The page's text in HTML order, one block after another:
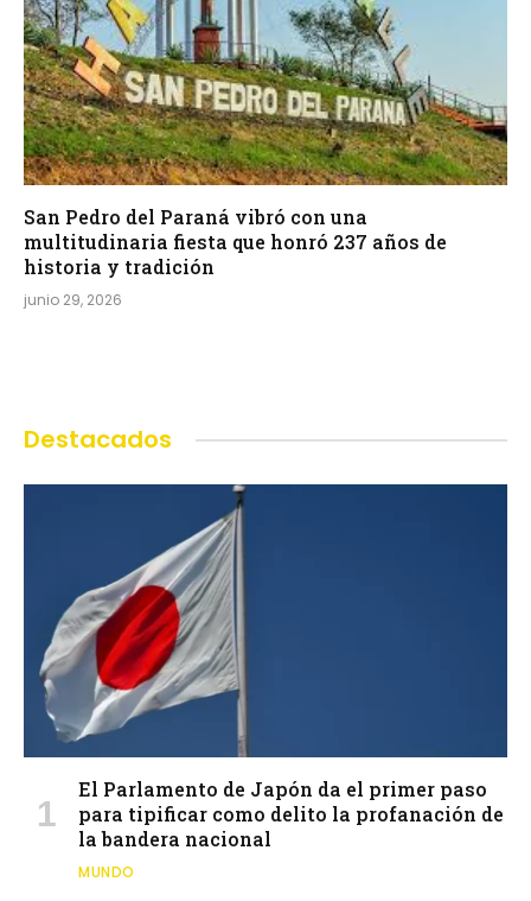
San Pedro del Paraná vibró con una
multitudinaria fiesta que honró 237 años de
historia y tradición
junio 29, 2026
Destacados
El Parlamento de Japón da el primer paso
para tipificar como delito la profanación de
la bandera nacional
MUNDO